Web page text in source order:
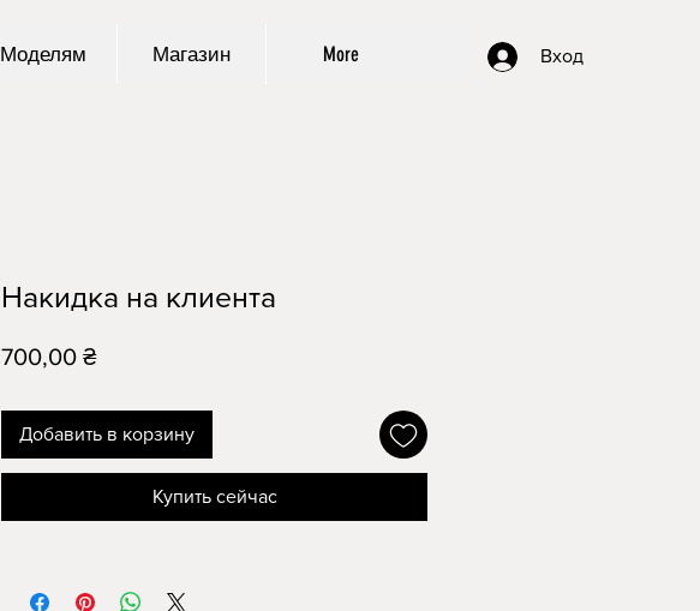
Вход
Моделям Магазин More
Накидка на клиента
700,00 ₴Цена
Добавить в корзину
Купить сейчас